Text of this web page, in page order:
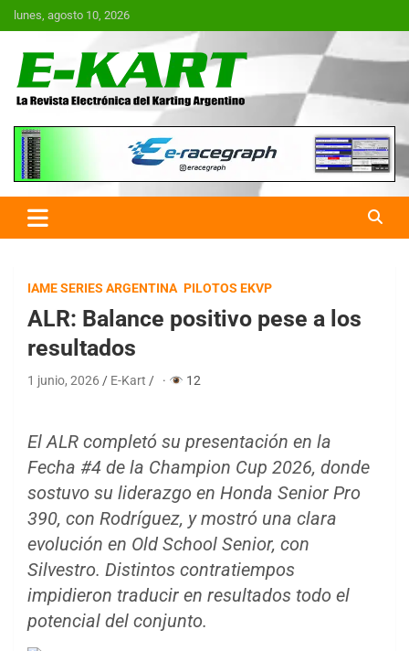
Saltar
al
lunes, agosto 10, 2026
E-Kart.com.ar | La Revista
Electrónica del Karting en
Argentina
IAME SERIES ARGENTINA PILOTOS EKVP
ALR: Balance positivo pese a los
resultados
1 junio, 2026 E-Kart · 12
El ALR completó su presentación en la
Fecha #4 de la Champion Cup 2026, donde
sostuvo su liderazgo en Honda Senior Pro
390, con Rodríguez, y mostró una clara
evolución en Old School Senior, con
Silvestro. Distintos contratiempos
impidieron traducir en resultados todo el
potencial del conjunto.